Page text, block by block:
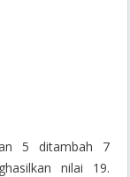
5 ditambah 7
nilai 19.